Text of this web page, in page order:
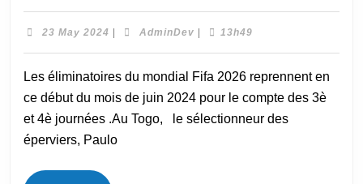
23 May 2024 AdminDev 13h49
Les éliminatoires du mondial Fifa 2026 reprennent en
ce début du mois de juin 2024 pour le compte des 3è
et 4è journées .Au Togo, le sélectionneur des
éperviers, Paulo